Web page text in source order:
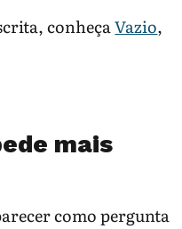
conheçaVazio,
mais
como pergunta